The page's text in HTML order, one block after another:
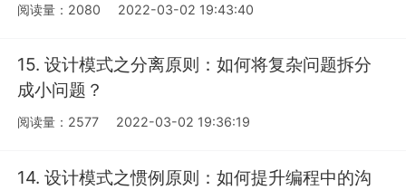
阅读量：2080 2022-03-02 19:43:40
15. 设计模式之分离原则：如何将复杂问题拆分
成小问题？
阅读量：2577 2022-03-02 19:36:19
14. 设计模式之惯例原则：如何提升编程中的沟